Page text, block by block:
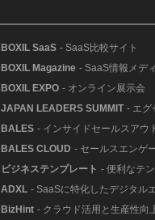
BOXIL SaaS - SaaS比較サイト
BOXIL Magazine - SaaS情報メデ
BOXIL EXPO - オンライン展示会
JAPAN LEADERS SUMMIT - エグ
BALES - インサイドセールスアウ
BALES CLOUD - セールスエンゲ
ビジネステンプレート - 便利なテ
ADXL - SaaSに特化したデジタル
BizHint - クラウド活用と生産性向